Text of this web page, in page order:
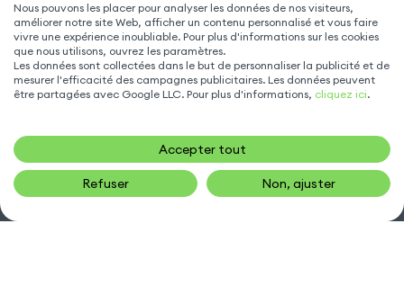
ACCESSOIRE TÉLÉPHONE
sav@gsm55.net
Nous pouvons les placer pour analyser les données de nos visiteurs,
améliorer notre site Web, afficher un contenu personnalisé et vous faire
vivre une expérience inoubliable. Pour plus d'informations sur les cookies
que nous utilisons, ouvrez les paramètres.
Les données sont collectées dans le but de personnaliser la publicité et de
mesurer l'efficacité des campagnes publicitaires. Les données peuvent
être partagées avec Google LLC. Pour plus d'informations, cliquez ici.
Accepter tout
Refuser Non, ajuster